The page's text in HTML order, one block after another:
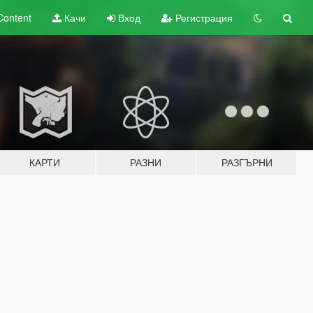
Качи Вход Регистрация
КАРТИ РАЗНИ РАЗГЪРНИ